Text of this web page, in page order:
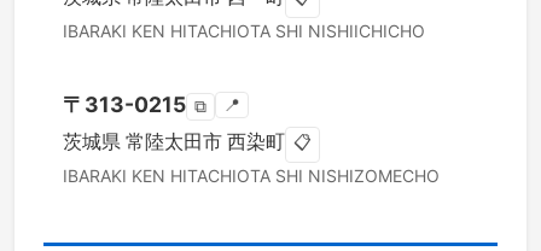
IBARAKI KEN HITACHIOTA SHI NISHIICHICHO
〒 313-0215 ⧉ 📍
茨城県 常陸太田市 西染町 📋
IBARAKI KEN HITACHIOTA SHI NISHIZOMECHO